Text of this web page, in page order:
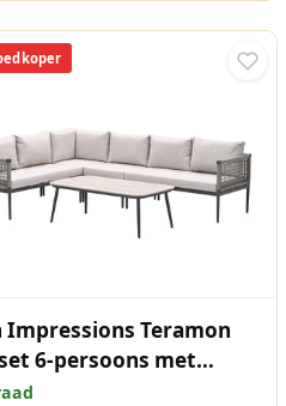
Impressions Teramon
6-persoons met